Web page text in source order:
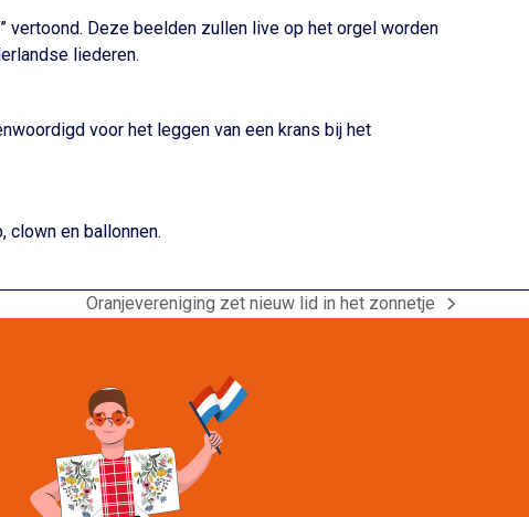
vertoond. Deze beelden zullen live op het orgel worden
liederen.
voor het leggen van een krans bij het
clown en ballonnen.
next
Oranjevereniging zet nieuw lid in het zonnetje